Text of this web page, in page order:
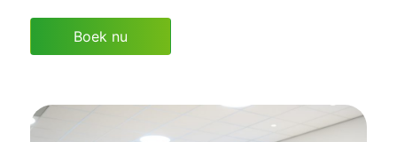
Boek nu